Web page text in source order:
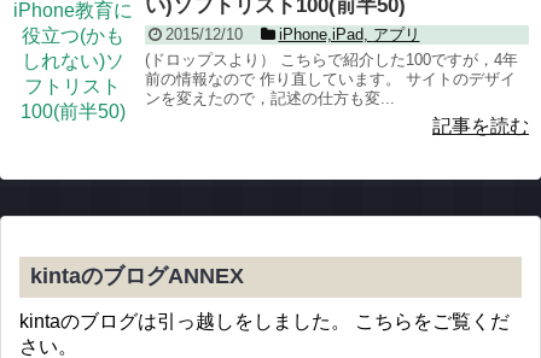
い)ソフトリスト100(前半50)
2015/12/10 iPhone,iPad
アプリ
(ドロップスより） こちらで紹介した100ですが，4年
前の情報なので 作り直しています。 サイトのデザイ
ンを変えたので，記述の仕方も変...
記事を読む
kintaのブログANNEX
kintaのブログは引っ越しをしました。 こちらをご覧くだ
さい。